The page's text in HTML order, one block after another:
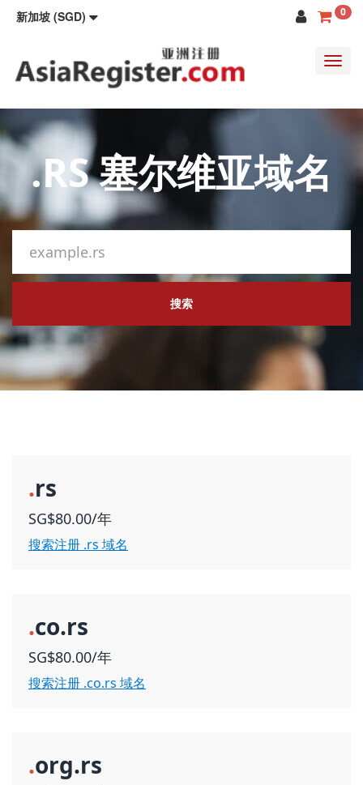
新加坡 (SGD) 0
.RS 塞尔维亚域名
搜索
.rs
SG$80.00/年
搜索注册 .rs 域名
.co.rs
SG$80.00/年
搜索注册 .co.rs 域名
.org.rs